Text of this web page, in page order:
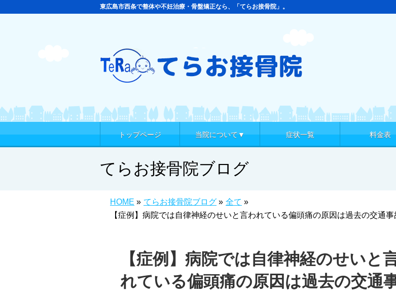
東広島市西条で整体や不妊治療・骨盤矯正なら、「てらお接骨院」。
トップページ 当院について▼ 症状一覧 料金表
てらお接骨院ブログ
HOME » てらお接骨院ブログ » 全て »
【症例】病院では自律神経のせいと言われている偏頭痛の原因は過去の交通
【症例】病院では自律神経のせいと
れている偏頭痛の原因は過去の交通